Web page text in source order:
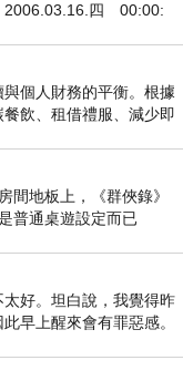
車
四 00:00:
個人財務的平衡。根據
飲、租借禮服、減少即
間地板上，《群俠錄》
普通桌遊設定而已
好。坦白說，我覺得昨
早上醒來會有罪惡感。